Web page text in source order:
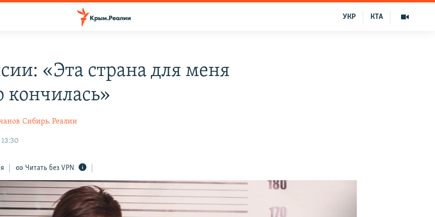
КТА
УКР
«Эта страна для меня
кончилась»
Сибирь. Реалии
13:30
Читать без VPN